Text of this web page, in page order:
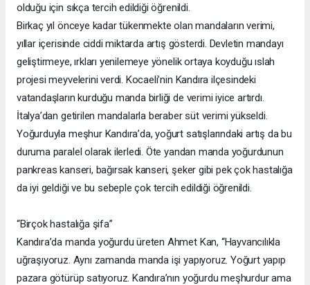
olduğu için sıkça tercih edildiği öğrenildi.
Birkaç yıl önceye kadar tükenmekte olan mandaların verimi,
yıllar içerisinde ciddi miktarda artış gösterdi. Devletin mandayı
geliştirmeye, ırkları yenilemeye yönelik ortaya koyduğu ıslah
projesi meyvelerini verdi. Kocaeli’nin Kandıra ilçesindeki
vatandaşların kurduğu manda birliği de verimi iyice artırdı.
İtalya’dan getirilen mandalarla beraber süt verimi yükseldi.
Yoğurduyla meşhur Kandıra’da, yoğurt satışlarındaki artış da bu
duruma paralel olarak ilerledi. Öte yandan manda yoğurdunun
pankreas kanseri, bağırsak kanseri, şeker gibi pek çok hastalığa
da iyi geldiği ve bu sebeple çok tercih edildiği öğrenildi.
“Birçok hastalığa şifa”
Kandıra’da manda yoğurdu üreten Ahmet Kan, “Hayvancılıkla
uğraşıyoruz. Aynı zamanda manda işi yapıyoruz. Yoğurt yapıp
pazara götürüp satıyoruz. Kandıra’nın yoğurdu meşhurdur ama